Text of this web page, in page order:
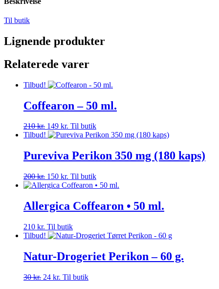
Til butik
Lignende produkter
Relaterede varer
Tilbud!
Coffearon – 50 ml.
210kr. Den
oprindelige
var:
210 kr..
149 kr. Den
aktuelle
er:
149 kr..
Til butik
Tilbud!
Pureviva Perikon 350 mg (180 kaps)
200kr. Den
oprindelige
var:
200 kr..
150 kr. Den
aktuelle
er:
150 kr..
Til butik
Allergica Coffearon • 50 ml.
210 kr. Til butik
Tilbud!
Natur-Drogeriet Perikon – 60 g.
30kr. Den
24 kr. Den
Til butik